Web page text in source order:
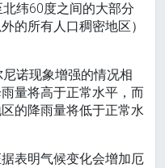
纬60度之间的大部分
的所有人口稠密地区）
诺现象增强的情况相
量将高于正常水平，而
的降雨量将低于正常水
表明气候变化会增加厄